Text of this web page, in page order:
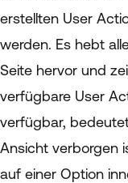
erstellten User
werden. Es hebt
Seite hervor und
verfügbare User
verfügbar,
Ansicht verborgen
auf einer Option